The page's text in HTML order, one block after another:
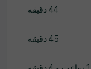
44 دقیقه
45 دقیقه